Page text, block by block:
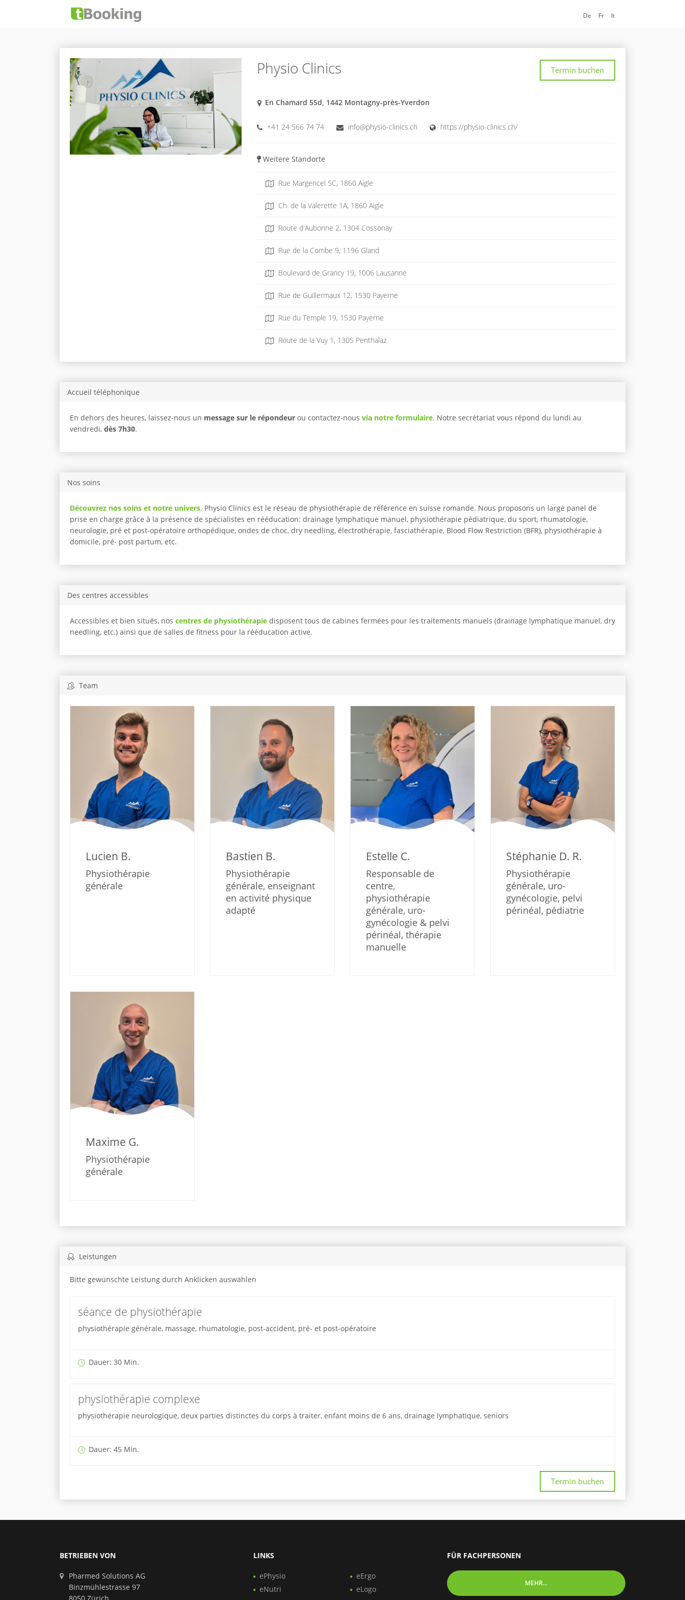
De Fr It
Physio Clinics Termin buchen
En Chamard 55d, 1442 Montagny-près-Yverdon
+41 24 566 74 74 info@physio-clinics.ch https://physio-clinics.ch/
Weitere Standorte
Rue Margencel 5C, 1860 Aigle
Ch. de la Valerette 1A, 1860 Aigle
Route d'Aubonne 2, 1304 Cossonay
Rue de la Combe 9, 1196 Gland
Boulevard de Grancy 19, 1006 Lausanne
Rue de Guillermaux 12, 1530 Payerne
Rue du Temple 19, 1530 Payerne
Route de la Vuy 1, 1305 Penthalaz
Accueil téléphonique
En dehors des heures, laissez-nous un message sur le répondeurou contactez-nous via notre formulaire. Notre secrétariat vous répond du lundi au
vendredi, dès 7h30.
Nos soins
Découvrez nos soins et notre univers. Physio Clinics est le réseau de physiothérapie de référence en suisse romande. Nous proposons un large panel de
prise en charge grâce à la présence de spécialistes en rééducation: drainage lymphatique manuel, physiothérapie pédiatrique, du sport, rhumatologie,
neurologie, pré et post-opératoire orthopédique, ondes de choc, dry needling, électrothérapie, fasciathérapie, Blood Flow Restriction (BFR), physiothérapie à
domicile, pré- post partum, etc.
Des centres accessibles
Accessibles et bien situés, nos centres de physiothérapiedisposent tous de cabines fermées pour les traitements manuels (drainage lymphatique manuel, dry
needling, etc.) ainsi que de salles de fitness pour la rééducation active.
Team
Lucien B.
Physiothérapie
générale
Bastien B.
Physiothérapie
générale, enseignant
en activité physique
adapté
Estelle C.
Responsable de
centre,
physiothérapie
générale, uro-
gynécologie & pelvi
périnéal, thérapie
manuelle
Stéphanie D. R.
Physiothérapie
générale, uro-
gynécologie, pelvi
périnéal, pédiatrie
Maxime G.
Physiothérapie
générale
Leistungen
Bitte gewünschte Leistung durch Anklicken auswählen
séance de physiothérapie
physiothérapie générale, massage, rhumatologie, post-accident, pré- et post-opératoire
Dauer: 30 Min.
physiothérapie complexe
physiothérapie neurologique, deux parties distinctes du corps à traiter, enfant moins de 6 ans, drainage lymphatique, seniors
Dauer: 45 Min.
Termin buchen
BETRIEBEN VON
Pharmed Solutions AG
Binzmühlestrasse 97
LINKS
ePhysio
eNutri
eErgo
eLogo
FÜR FACHPERSONEN
MEHR...